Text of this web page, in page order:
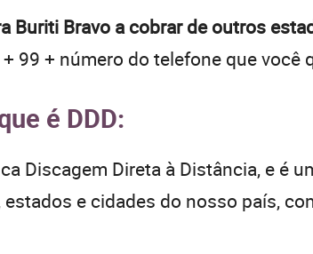
Buriti Bravo a cobrar de outros
99 + número do telefone que você
é DDD:
Discagem Direta à Distância, e é
e cidades do nosso país,